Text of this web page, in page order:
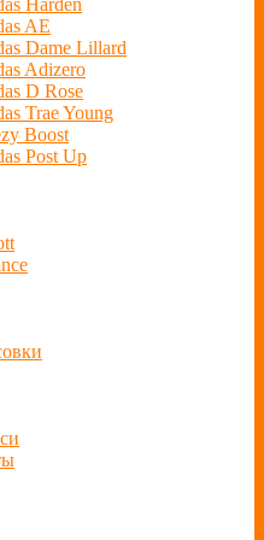
Harden
AE
Dame Lillard
Adizero
D Rose
Trae Young
Boost
Post Up